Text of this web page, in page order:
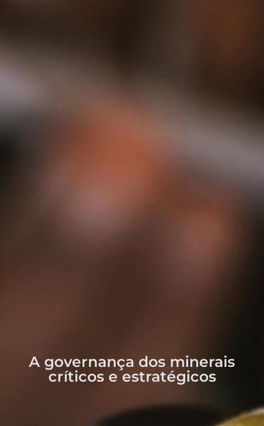
A governança dos minerais
críticos e estratégicos